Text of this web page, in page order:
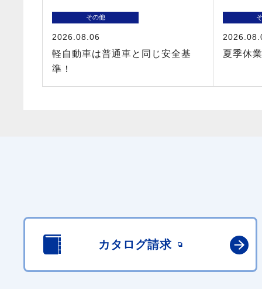
その他
2026.08.06
軽自動車は普通車と同じ安全基
準！
夏季休
カタログ請求